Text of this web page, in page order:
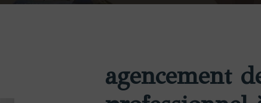
agencement